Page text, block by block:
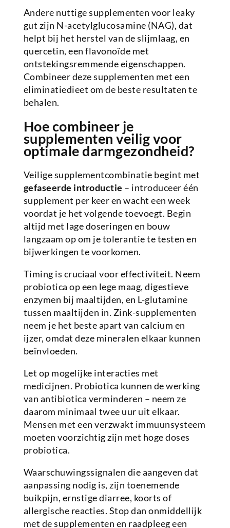
Andere nuttige supplementen voor leaky
gut zijn N-acetylglucosamine (NAG), dat
helpt bij het herstel van de slijmlaag, en
quercetin, een flavonoïde met
ontstekingsremmende eigenschappen.
Combineer deze supplementen met een
eliminatiedieet om de beste resultaten te
behalen.
Hoe combineer je
supplementen veilig voor
optimale darmgezondheid?
Veilige supplementcombinatie begint met
gefaseerde introductie – introduceer één
supplement per keer en wacht een week
voordat je het volgende toevoegt. Begin
altijd met lage doseringen en bouw
langzaam op om je tolerantie te testen en
bijwerkingen te voorkomen.
Timing is cruciaal voor effectiviteit. Neem
probiotica op een lege maag, digestieve
enzymen bij maaltijden, en L-glutamine
tussen maaltijden in. Zink-supplementen
neem je het beste apart van calcium en
ijzer, omdat deze mineralen elkaar kunnen
beïnvloeden.
Let op mogelijke interacties met
medicijnen. Probiotica kunnen de werking
van antibiotica verminderen – neem ze
daarom minimaal twee uur uit elkaar.
Mensen met een verzwakt immuunsysteem
moeten voorzichtig zijn met hoge doses
probiotica.
Waarschuwingssignalen die aangeven dat
aanpassing nodig is, zijn toenemende
buikpijn, ernstige diarree, koorts of
allergische reacties. Stop dan onmiddellijk
met de supplementen en raadpleeg een